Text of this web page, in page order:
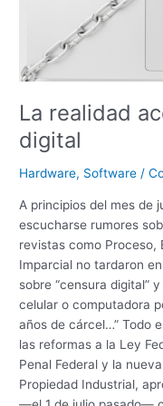
La realidad
digital
Hardware, Software /
A principios del mes de
escucharse rumores
revistas como Proceso,
Imparcial no tardaron
sobre “censura digital”
celular o computadora
años de cárcel…” Todo
las reformas a la Ley
Penal Federal y la
Propiedad Industrial,